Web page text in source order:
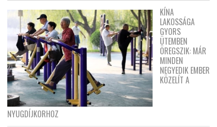
KÍNA
LAKOSSÁGA
GYORS
ÜTEMBEN
ÖREGSZIK: MÁR
MINDEN
NEGYEDIK EMBER
KÖZELÍT A
NYUGDÍJKORHOZ